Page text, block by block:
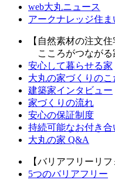
web大丸ニュース
アークナレッジ住
【自然素材の注文住
こころがつながる
安心して暮らせる家
大丸の家づくりのこ
建築家インタビュー
家づくりの流れ
安心の保証制度
持続可能なお付き合
大丸の家 Q&A
【バリアフリーリフ
5つのバリアフリー